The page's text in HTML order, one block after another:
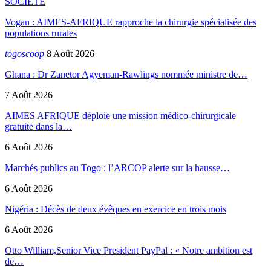
Vogan : AIMES-AFRIQUE rapproche la chirurgie spécialisée des
populations rurales
togoscoop 8 Août 2026
Ghana : Dr Zanetor Agyeman-Rawlings nommée ministre de…
7 Août 2026
AIMES AFRIQUE déploie une mission médico-chirurgicale
gratuite dans la…
6 Août 2026
Marchés publics au Togo : l’ARCOP alerte sur la hausse…
6 Août 2026
Nigéria : Décès de deux évêques en exercice en trois mois
6 Août 2026
Otto William,Senior Vice President PayPal : « Notre ambition est
de…